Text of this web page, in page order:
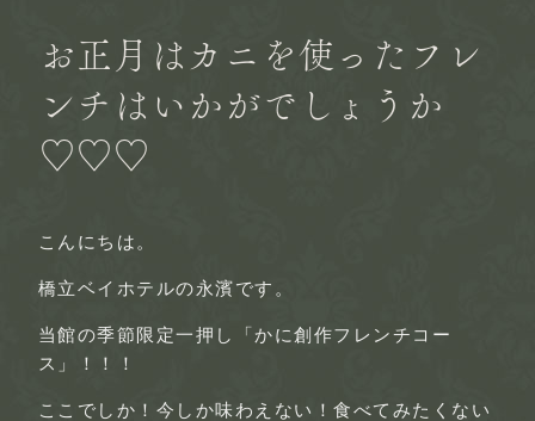
お正月はカニを使ったフレ
ンチはいかがでしょうか
♡♡♡
こんにちは。
橋立ベイホテルの永濱です。
当館の季節限定一押し「かに創作フレンチコー
ス」！！！
ここでしか！今しか味わえない！食べてみたくない